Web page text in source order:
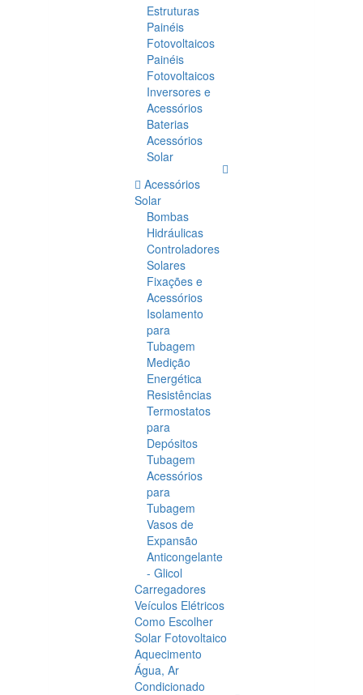
Estruturas
Painéis
Fotovoltaicos
Painéis
Fotovoltaicos
Inversores e
Acessórios
Baterias
Acessórios
Solar
Acessórios
Solar
Bombas
Hidráulicas
Controladores
Solares
Fixações e
Acessórios
Isolamento
para
Tubagem
Medição
Energética
Resistências
Termostatos
para
Depósitos
Tubagem
Acessórios
para
Tubagem
Vasos de
Expansão
Anticongelante
- Glicol
Carregadores
Veículos Elétricos
Como Escolher
Solar Fotovoltaico
Aquecimento
Água, Ar
Condicionado